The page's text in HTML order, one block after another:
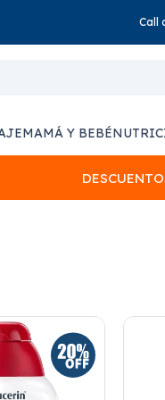
Call
MAMÁ Y BEBÉ